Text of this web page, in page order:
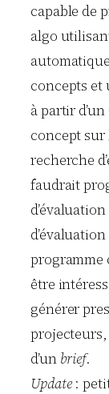
capable de
algo
concepts et
à partir
concept sur
recherche
faudrait
programme
être
générer
projecteurs,
d’un brief.
Update: